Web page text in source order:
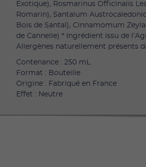
Exotique), Rosmarinus Officinalis
Romarin), Santalum
Bois de Santal), Cinnamomum
de Cannelle) * Ingrédient issu de
Allergènes naturellement présents
Contenance : 250 mL
Format : Bouteille
Origine : Fabriqué en France
Effet : Neutre